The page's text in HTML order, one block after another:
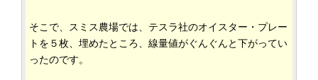
そこで、スミス農場では、テスラ社のオイスター・プレー
トを５枚、埋めたところ、線量値がぐんぐんと下がってい
ったのです。